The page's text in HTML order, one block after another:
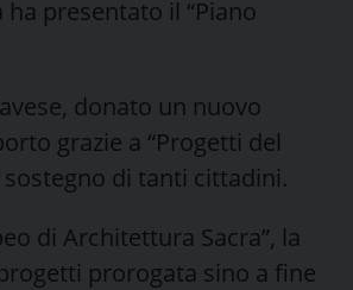
presentato il “Piano
donato un nuovo
grazie a “Progetti del
sostegno di tanti cittadini.
di Architettura Sacra”, la
prorogata sino a fine